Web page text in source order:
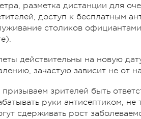
разметка дистанции для
доступ к бесплатным
столиков
действительны на новую
зачастую зависит не от
зрителей быть
руки антисептиком,
сдерживать рост